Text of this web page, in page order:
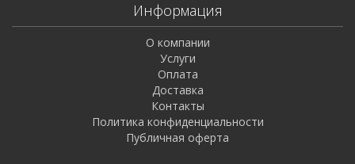
Информация
О компании
Услуги
Оплата
Доставка
Контакты
Политика конфиденциальности
Публичная оферта